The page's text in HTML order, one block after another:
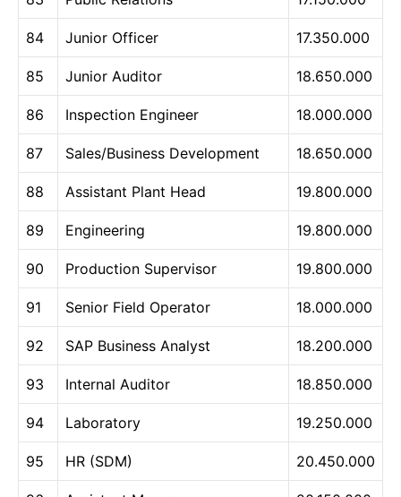
84 Junior Officer 17.350.000
85 Junior Auditor 18.650.000
86 Inspection Engineer 18.000.000
87 Sales/Business Development 18.650.000
88 Assistant Plant Head 19.800.000
89 Engineering 19.800.000
90 Production Supervisor 19.800.000
91 Senior Field Operator 18.000.000
92 SAP Business Analyst 18.200.000
93 Internal Auditor 18.850.000
94 Laboratory 19.250.000
95 HR (SDM) 20.450.000